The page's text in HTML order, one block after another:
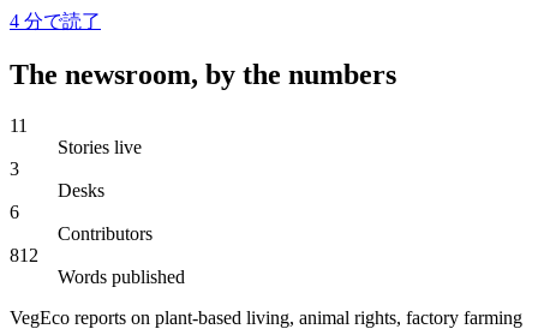
4 分で読了
The newsroom, by the numbers
11
Stories live
3
Desks
6
Contributors
812
Words published
VegEco reports on plant-based living, animal rights, factory farming